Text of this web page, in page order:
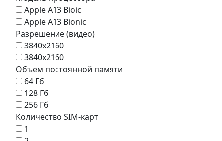
Apple A13 Bioic
Apple A13 Bionic
Разрешение (видео)
3840x2160
3840x2160
Объем постоянной памяти
64 Гб
128 Гб
256 Гб
Количество SIM-карт
1